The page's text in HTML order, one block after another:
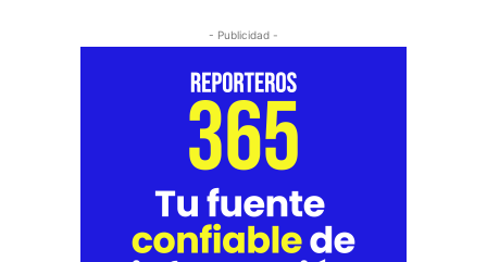
- Publicidad -